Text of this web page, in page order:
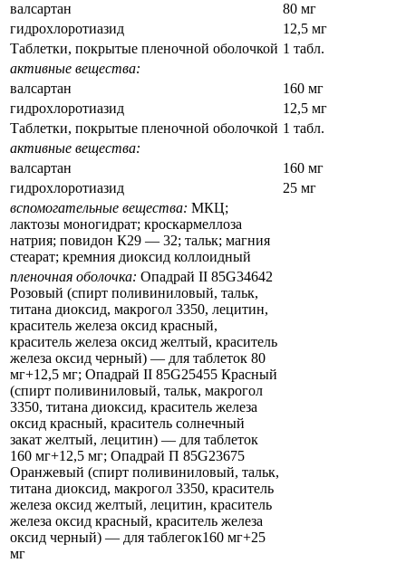
валсартан
80 мг
гидрохлоротиазид
12,5 мг
Таблетки, покрытые пленочной оболочкой 1 табл.
активные вещества:
валсартан
160 мг
гидрохлоротиазид
12,5 мг
Таблетки, покрытые пленочной оболочкой 1 табл.
активные вещества:
валсартан
160 мг
гидрохлоротиазид
25 мг
вспомогательные вещества: МКЦ;
лактозы моногидрат; кроскармеллоза
натрия; повидон К29 — 32; тальк; магния
стеарат; кремния диоксид коллоидный
пленочная оболочка: Опадрай II 85G34642
Розовый (спирт поливиниловый, тальк,
титана диоксид, макрогол 3350, лецитин,
краситель железа оксид красный,
краситель железа оксид желтый, краситель
железа оксид черный) — для таблеток 80
мг+12,5 мг; Опадрай II 85G25455 Красный
(спирт поливиниловый, тальк, макрогол
3350, титана диоксид, краситель железа
оксид красный, краситель солнечный
закат желтый, лецитин) — для таблеток
160 мг+12,5 мг; Опадрай П 85G23675
Оранжевый (спирт поливиниловый, тальк,
титана диоксид, макрогол 3350, краситель
железа оксид желтый, лецитин, краситель
железа оксид красный, краситель железа
оксид черный) — для таблегок160 мг+25
мг